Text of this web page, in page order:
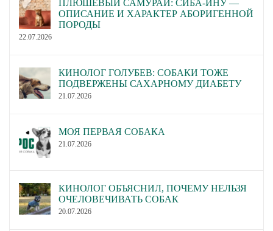
ПЛЮШЕВЫЙ САМУРАЙ: СИБА-ИНУ —
ОПИСАНИЕ И ХАРАКТЕР АБОРИГЕННОЙ
ПОРОДЫ
22.07.2026
КИНОЛОГ ГОЛУБЕВ: СОБАКИ ТОЖЕ
ПОДВЕРЖЕНЫ САХАРНОМУ ДИАБЕТУ
21.07.2026
МОЯ ПЕРВАЯ СОБАКА
21.07.2026
КИНОЛОГ ОБЪЯСНИЛ, ПОЧЕМУ НЕЛЬЗЯ
ОЧЕЛОВЕЧИВАТЬ СОБАК
20.07.2026